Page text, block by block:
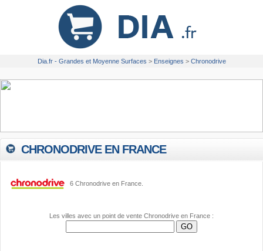
Dia.fr - Grandes et Moyenne Surfaces > Enseignes > Chronodrive
CHRONODRIVE EN FRANCE
6 Chronodrive en France.
Les villes avec un point de vente Chronodrive en France :